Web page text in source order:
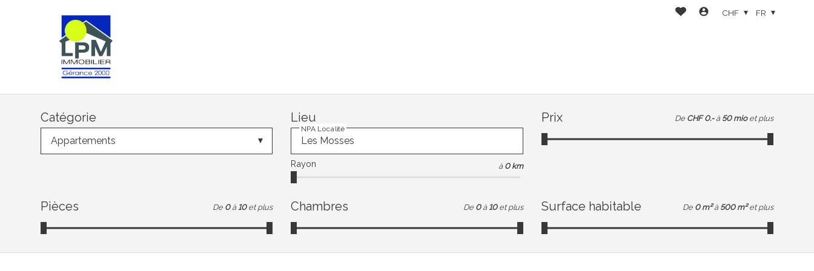
CHF FR
Catégorie
Appartements
Lieu
NPA Localité
Rayon à 0 km
Prix De CHF 0.- à 50 mio et plus
Pièces De 0 à 10 et plus Chambres De 0 à 10 et plus Surface habitable De 0 m² à 500 m² et plus